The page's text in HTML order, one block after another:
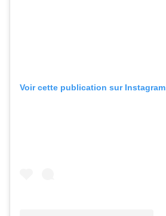
Voir cette publication sur Instagram